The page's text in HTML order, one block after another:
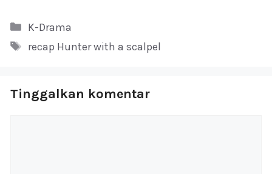
Kategori
K-Drama
Tag
recap Hunter with a scalpel
Tinggalkan komentar